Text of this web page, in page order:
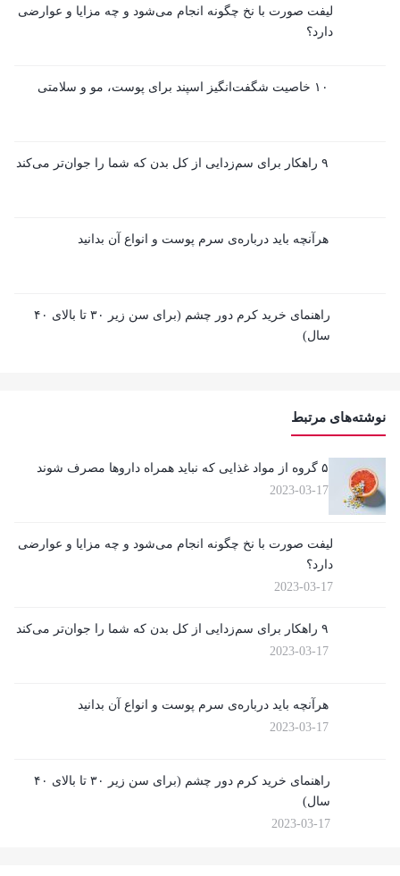
لیفت صورت با نخ چگونه انجام می‌شود و چه مزایا و عوارضی
دارد؟
۱۰ خاصیت شگفت‌انگیز اسپند برای پوست، مو و سلامتی
۹ راهکار برای سم‌زدایی از کل بدن که شما را جوان‌تر می‌کند
هرآنچه باید درباره‌ی سرم پوست و انواع آن بدانید
راهنمای خرید کرم دور چشم (برای سن زیر ۳۰ تا بالای ۴۰
سال)
نوشته‌های مرتبط
۵ گروه از مواد غذایی که نباید همراه داروها مصرف شوند
2023-03-17
لیفت صورت با نخ چگونه انجام می‌شود و چه مزایا و عوارضی
دارد؟
2023-03-17
۹ راهکار برای سم‌زدایی از کل بدن که شما را جوان‌تر می‌کند
2023-03-17
هرآنچه باید درباره‌ی سرم پوست و انواع آن بدانید
2023-03-17
راهنمای خرید کرم دور چشم (برای سن زیر ۳۰ تا بالای ۴۰
سال)
2023-03-17